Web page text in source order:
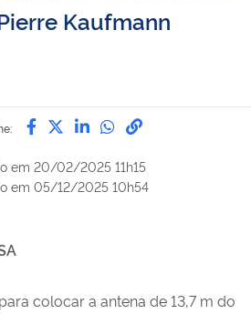
Kaufmann
Compartilhe por Facebook
Compartilhe por Twitter
Compartilhe por
Compartilhe
link para
em 20/02/2025 11h15
em 05/12/2025 10h54
colocar a antena de 13,7 m do